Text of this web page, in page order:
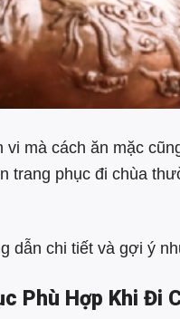
mà cách ăn mặc
trang phục đi chùa
dẫn chi tiết và gợi ý
Phù Hợp Khi Đi